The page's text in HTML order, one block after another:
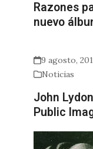
Razones
nuevo
9 agosto,
Noticias
John
Public